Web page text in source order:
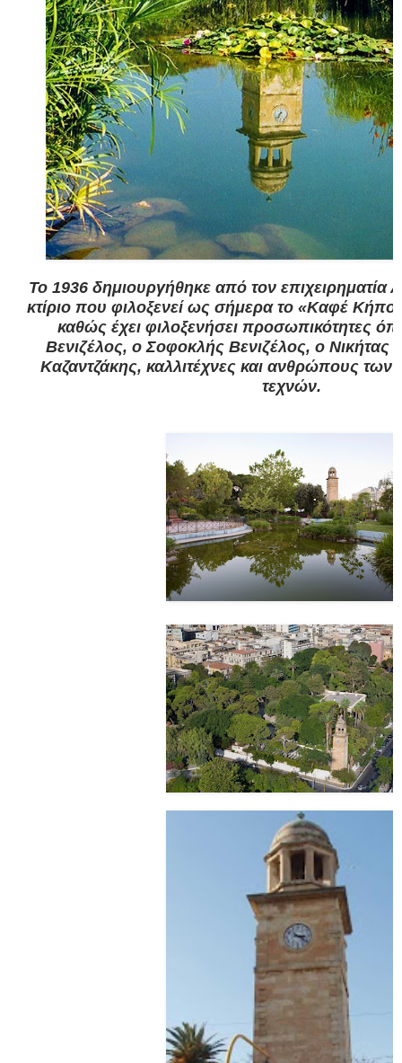
Το 1936 δημιουργήθηκε από τον επιχειρηματία
κτίριο που φιλοξενεί ως σήμερα το «Καφέ
καθώς έχει φιλοξενήσει προσωπικότητες
Βενιζέλος, οΣοφοκλής Βενιζέλος, ο Νικήτας
Καζαντζάκης, καλλιτέχνες και ανθρώπους των
τεχνών.